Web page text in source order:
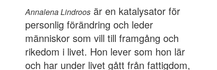
Annalena Lindroos är en katalysator för
personlig förändring och leder
människor som vill till framgång och
rikedom i livet. Hon lever som hon lär
och har under livet gått från fattigdom,